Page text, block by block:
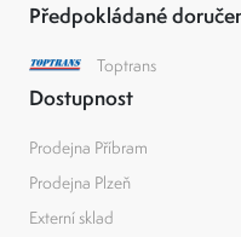
Předpokládané
Toptrans
Dostupnost
Prodejna Příbram
Prodejna Plzeň
Externí sklad